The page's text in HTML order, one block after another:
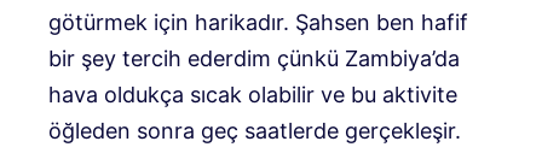
götürmek için harikadır. Şahsen ben hafif
bir şey tercih ederdim çünkü Zambiya’da
hava oldukça sıcak olabilir ve bu aktivite
öğleden sonra geç saatlerde gerçekleşir.